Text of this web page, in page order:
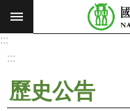
跳到主要內容區塊
搜
願
:::
:::
歷史公告